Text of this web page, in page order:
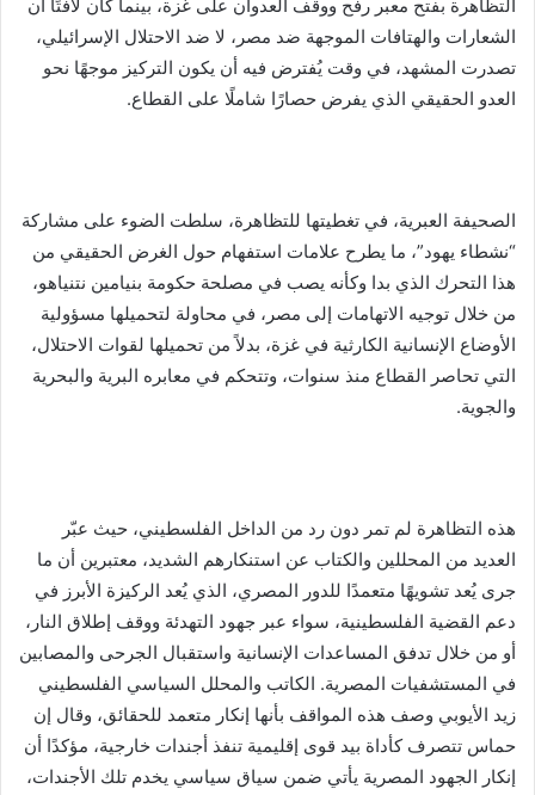
التظاهرة بفتح معبر رفح ووقف العدوان على غزة، بينما كان لافتًا أن
الشعارات والهتافات الموجهة ضد مصر، لا ضد الاحتلال الإسرائيلي،
تصدرت المشهد، في وقت يُفترض فيه أن يكون التركيز موجهًا نحو
العدو الحقيقي الذي يفرض حصارًا شاملًا على القطاع.
الصحيفة العبرية، في تغطيتها للتظاهرة، سلطت الضوء على مشاركة
“نشطاء يهود”، ما يطرح علامات استفهام حول الغرض الحقيقي من
هذا التحرك الذي بدا وكأنه يصب في مصلحة حكومة بنيامين نتنياهو،
من خلال توجيه الاتهامات إلى مصر، في محاولة لتحميلها مسؤولية
الأوضاع الإنسانية الكارثية في غزة، بدلاً من تحميلها لقوات الاحتلال،
التي تحاصر القطاع منذ سنوات، وتتحكم في معابره البرية والبحرية
والجوية.
هذه التظاهرة لم تمر دون رد من الداخل الفلسطيني، حيث عبّر
العديد من المحللين والكتاب عن استنكارهم الشديد، معتبرين أن ما
جرى يُعد تشويهًا متعمدًا للدور المصري، الذي يُعد الركيزة الأبرز في
دعم القضية الفلسطينية، سواء عبر جهود التهدئة ووقف إطلاق النار،
أو من خلال تدفق المساعدات الإنسانية واستقبال الجرحى والمصابين
في المستشفيات المصرية. الكاتب والمحلل السياسي الفلسطيني
زيد الأيوبي وصف هذه المواقف بأنها إنكار متعمد للحقائق، وقال إن
حماس تتصرف كأداة بيد قوى إقليمية تنفذ أجندات خارجية، مؤكدًا أن
إنكار الجهود المصرية يأتي ضمن سياق سياسي يخدم تلك الأجندات،